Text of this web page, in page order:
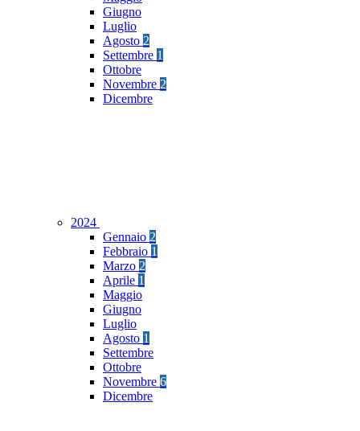
Giugno
Luglio
Agosto 2
Settembre 1
Ottobre
Novembre 2
Dicembre
2024
Gennaio 2
Febbraio 1
Marzo 2
Aprile 1
Maggio
Giugno
Luglio
Agosto 1
Settembre
Ottobre
Novembre 6
Dicembre